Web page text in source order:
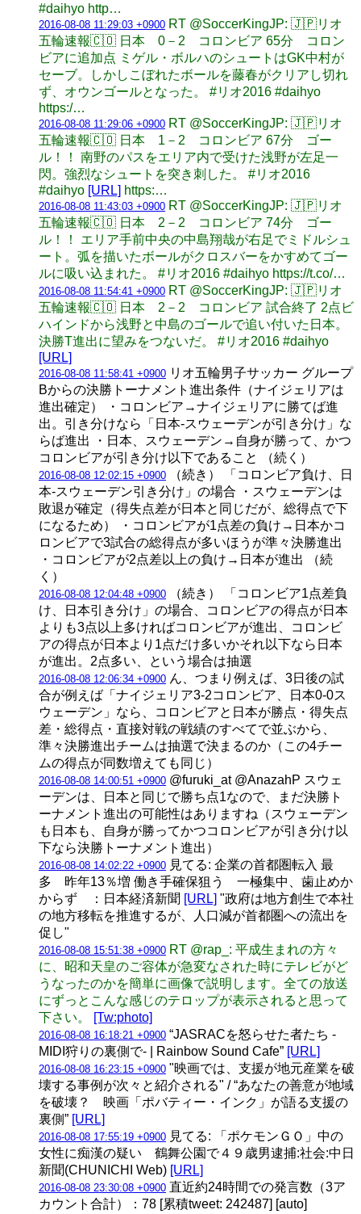
#daihyo http…
2016-08-08 11:29:03 +0900 RT @SoccerKingJP: 🇯🇵リオ
五輪速報🇨🇴 日本 0－2 コロンビア 65分 コロン
ビアに追加点 ミゲル・ボルハのシュートはGK中村が
セーブ。しかしこぼれたボールを藤春がクリアし切れ
ず、オウンゴールとなった。 #リオ2016 #daihyo
https:/…
2016-08-08 11:29:06 +0900 RT @SoccerKingJP: 🇯🇵リオ
五輪速報🇨🇴 日本 1－2 コロンビア 67分 ゴー
ル！！ 南野のパスをエリア内で受けた浅野が左足一
閃。強烈なシュートを突き刺した。 #リオ2016
#daihyo [URL] https:…
2016-08-08 11:43:03 +0900 RT @SoccerKingJP: 🇯🇵リオ
五輪速報🇨🇴 日本 2－2 コロンビア 74分 ゴー
ル！！ エリア手前中央の中島翔哉が右足でミドルシュ
ート。弧を描いたボールがクロスバーをかすめてゴー
ルに吸い込まれた。 #リオ2016 #daihyo https://t.co/…
2016-08-08 11:54:41 +0900 RT @SoccerKingJP: 🇯🇵リオ
五輪速報🇨🇴 日本 2－2 コロンビア 試合終了 2点ビ
ハインドから浅野と中島のゴールで追い付いた日本。
決勝T進出に望みをつないだ。 #リオ2016 #daihyo
[URL]
2016-08-08 11:58:41 +0900 リオ五輪男子サッカー グループ
Bからの決勝トーナメント進出条件（ナイジェリアは
進出確定） ・コロンビア→ナイジェリアに勝てば進
出。引き分けなら「日本-スウェーデンが引き分け」な
らば進出 ・日本、スウェーデン→自身が勝って、かつ
コロンビアが引き分け以下であること （続く）
2016-08-08 12:02:15 +0900 （続き） 「コロンビア負け、日
本-スウェーデン引き分け」の場合 ・スウェーデンは
敗退が確定（得失点差が日本と同じだが、総得点で下
になるため） ・コロンビアが1点差の負け→日本かコ
ロンビアで3試合の総得点が多いほうが準々決勝進出
・コロンビアが2点差以上の負け→日本が進出 （続
く）
2016-08-08 12:04:48 +0900 （続き） 「コロンビア1点差負
け、日本引き分け」の場合、コロンビアの得点が日本
よりも3点以上多ければコロンビアが進出、コロンビ
アの得点が日本より1点だけ多いかそれ以下なら日本
が進出。2点多い、という場合は抽選
2016-08-08 12:06:34 +0900 ん、つまり例えば、3日後の試
合が例えば「ナイジェリア3-2コロンビア、日本0-0ス
ウェーデン」なら、コロンビアと日本が勝点・得失点
差・総得点・直接対戦の戦績のすべてで並ぶから、
準々決勝進出チームは抽選で決まるのか（この4チー
ムの得点が同数増えても同じ）
2016-08-08 14:00:51 +0900 @furuki_at @AnazahP スウェ
ーデンは、日本と同じで勝ち点1なので、まだ決勝ト
ーナメント進出の可能性はありますね（スウェーデン
も日本も、自身が勝ってかつコロンビアが引き分け以
下なら決勝トーナメント進出）
2016-08-08 14:02:22 +0900 見てる: 企業の首都圏転入 最
多 昨年13％増 働き手確保狙う 一極集中、歯止めか
からず ：日本経済新聞 [URL] "政府は地方創生で本社
の地方移転を推進するが、人口減が首都圏への流出を
促し"
2016-08-08 15:51:38 +0900 RT @rap_: 平成生まれの方々
に、昭和天皇のご容体が急変なされた時にテレビがど
うなったのかを簡単に画像で説明します。全ての放送
にずっとこんな感じのテロップが表示されると思って
下さい。
[Tw:photo]
2016-08-08 16:18:21 +0900 “JASRACを怒らせた者たち -
MIDI狩りの裏側で- | Rainbow Sound Cafe” [URL]
2016-08-08 16:23:15 +0900 "映画では、支援が地元産業を破
壊する事例が次々と紹介される" / “あなたの善意が地域
を破壊？ 映画「ポバティー・インク」が語る支援の
裏側” [URL]
2016-08-08 17:55:19 +0900 見てる: 「ポケモンＧＯ」中の
女性に痴漢の疑い 鶴舞公園で４９歳男逮捕:社会:中日
新聞(CHUNICHI Web) [URL]
2016-08-08 23:30:08 +0900 直近約24時間での発言数（3ア
カウント合計）：78 [累積tweet: 242487] [auto]